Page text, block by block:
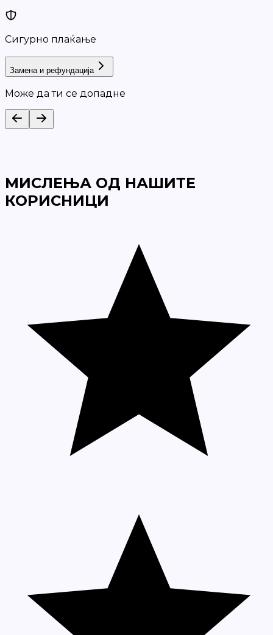
Сигурно плаќање
Замена и рефундација
Може да ти се допадне
МИСЛЕЊА ОД НАШИТЕ
КОРИСНИЦИ